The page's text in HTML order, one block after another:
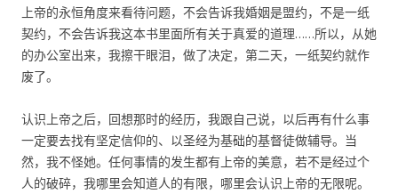
上帝的永恒角度来看待问题，不会告诉我婚姻是盟约，不是一纸
契约，不会告诉我这本书里面所有关于真爱的道理……所以，从她
的办公室出来，我擦干眼泪，做了决定，第二天，一纸契约就作
废了。
认识上帝之后，回想那时的经历，我跟自己说，以后再有什么事
一定要去找有坚定信仰的、以圣经为基础的基督徒做辅导。当
然，我不怪她。任何事情的发生都有上帝的美意，若不是经过个
人的破碎，我哪里会知道人的有限，哪里会认识上帝的无限呢。